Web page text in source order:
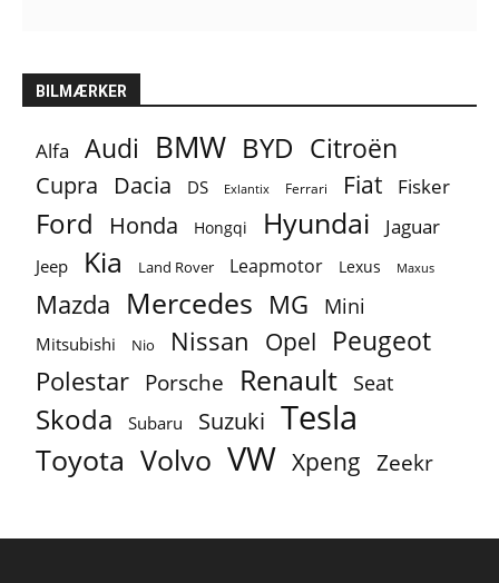
BILMÆRKER
Alfa Audi BMW BYD Citroën
Cupra Dacia DS Exlantix Ferrari Fiat Fisker
Ford Honda Hongqi Hyundai Jaguar
Jeep Kia Land Rover Leapmotor Lexus Maxus
Mazda Mercedes MG Mini
Mitsubishi Nio Nissan Opel Peugeot
Polestar Porsche Renault Seat
Skoda Subaru Suzuki Tesla
Toyota Volvo VW Xpeng Zeekr